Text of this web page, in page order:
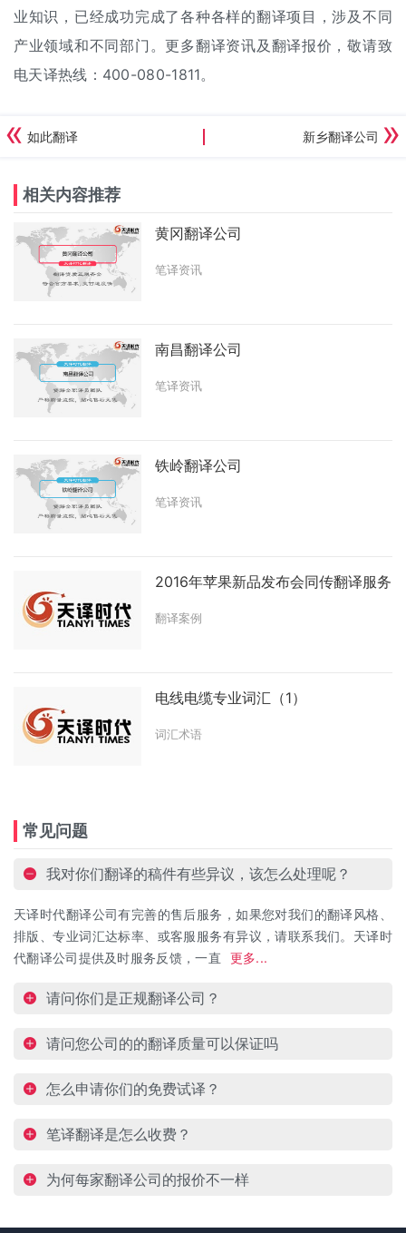
业知识，已经成功完成了各种各样的翻译项目，涉及不同
产业领域和不同部门。更多翻译资讯及 翻译报价 ，敬请致
电天译热线：400-080-1811。
如此翻译 新乡翻译公司
相关内容推荐
黄冈翻译公司
笔译资讯
南昌翻译公司
笔译资讯
铁岭翻译公司
笔译资讯
2016年苹果新品发布会同传翻译服务
翻译案例
电线电缆专业词汇（1）
词汇术语
常见问题
我对你们翻译的稿件有些异议，该怎么处理呢？
天译时代翻译公司有完善的售后服务，如果您对我们的翻译风格、
排版、专业词汇达标率、或客服服务有异议，请联系我们。天译时
代翻译公司提供及时服务反馈，一直
更多...
请问你们是正规翻译公司？
请问您公司的的翻译质量可以保证吗
怎么申请你们的免费试译？
笔译翻译是怎么收费？
为何每家翻译公司的报价不一样